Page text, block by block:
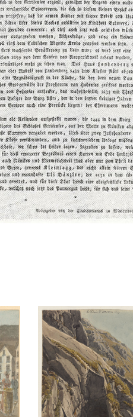
Das Urnerloch 1819(?)
Aquarell/Bleistift